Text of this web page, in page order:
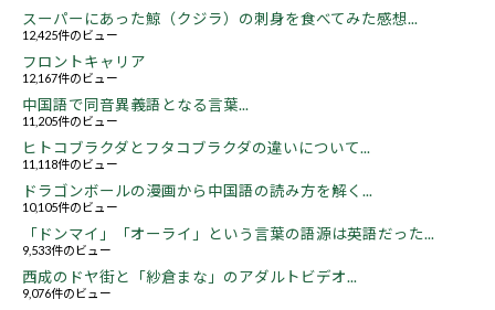
スーパーにあった鯨（クジラ）の刺身を食べてみた感想...
12,425件のビュー
フロントキャリア
12,167件のビュー
中国語で同音異義語となる言葉...
11,205件のビュー
ヒトコブラクダとフタコブラクダの違いについて...
11,118件のビュー
ドラゴンボールの漫画から中国語の読み方を解く...
10,105件のビュー
「ドンマイ」「オーライ」という言葉の語源は英語だった...
9,533件のビュー
西成のドヤ街と「紗倉まな」のアダルトビデオ...
9,076件のビュー